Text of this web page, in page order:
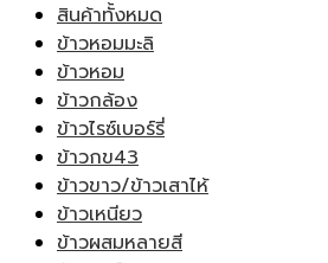
สินค้าทั้งหมด
ข้าวหอมมะลิ
ข้าวหอม
ข้าวกล้อง
ข้าวไรซ์เบอร์รี่
ข้าวกข43
ข้าวขาว/ข้าวเสาไห้
ข้าวเหนียว
ข้าวผสมหลายสี